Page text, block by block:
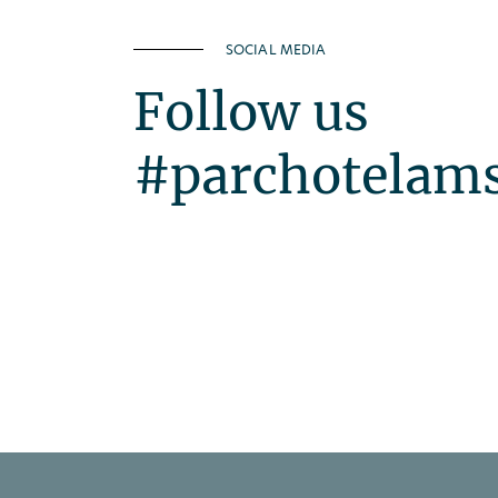
SOCIAL MEDIA
Follow us